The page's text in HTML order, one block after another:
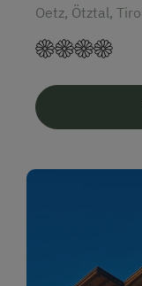
Oetz, Ötztal,